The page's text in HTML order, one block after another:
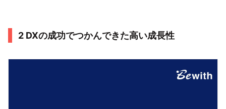
2 DXの成功でつかんできた高い成長性